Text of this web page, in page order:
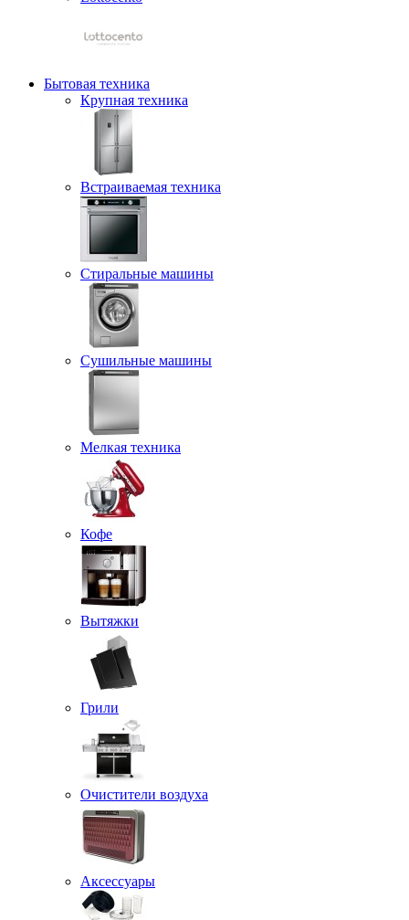
Бытовая техника
Крупная техника
Встраиваемая техника
Стиральные машины
Сушильные машины
Мелкая техника
Кофе
Вытяжки
Грили
Очистители воздуха
Аксессуары